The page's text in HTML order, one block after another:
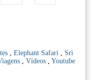
, Elephant Safari , Sri
, Vídeos , Youtube